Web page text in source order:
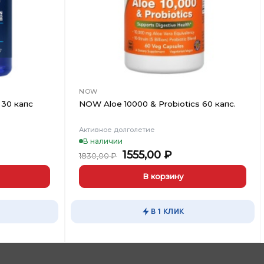
капс
₽.
NOW
NOW Aloe 10000 & Probiotics 60 капс.
Активное долголетие
В наличии
1830,00₽
Первоначальная
цена
составляла
1830,00 ₽.
1555,00₽Текущая
цена:
1555,00 ₽.
В корзину
В 1 КЛИК